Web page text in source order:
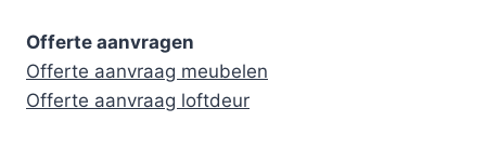
Offerte aanvragen
Offerte aanvraag meubelen
Offerte aanvraag loftdeur